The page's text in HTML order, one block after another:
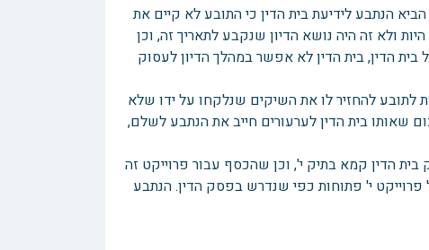
הדיון הביא הנתבע לידיעת בית הדין כי התובע לא קיים את
ולא זה היה נושא הדיון שנקבע לתאריך זה, וכן
הדין, בית הדין לא אפשר במהלך הדיון לעסוק
להורות לתובע להחזיר לו את השיקים שנלקחו על ידו שלא
שאותו בית הדין לערעורים חייב את הנתבע לשלם,
הדין קמא בתיק י', וכן שהכסף עבור פרוייקט זה
י' פתוחות כפי שנדרש בפסק הדין. הנתבע